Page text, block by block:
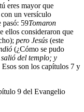
eres mayor que
un versículo
pasó: 59Tomaron
ellos consideraron que
pero Jesús (este
(¿Cómo se pudo
del templo; y
Esos son los capítulos 7 y
9 del Evangelio